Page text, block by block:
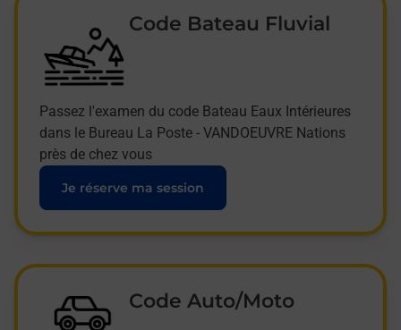
Code Bateau Fluvial
Passez l'examen du code Bateau Eaux Intérieures
dans le Bureau La Poste - VANDOEUVRE Nations
près de chez vous
Je réserve ma session
Code Auto/Moto